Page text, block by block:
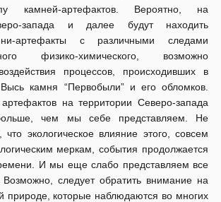
камней-артефактов. Вероятно, на
запада и далее будут находить
артефакты с различными следами
физико-химического, возможно
процессов, происходивших в
камня “Первобыли” и его обломков.
на территории Северо-запада
чем мы себе представляем. Не
что экологическое влияние этого, совсем
меркам, события продолжается
И мы еще слабо представляем все
Возможно, следует обратить внимание на
природе, которые наблюдаются во многих